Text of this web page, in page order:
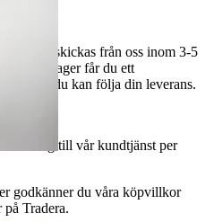
att skickas från oss inom 3-5
vårt lager får du ett
där du kan följa din leverans.
av dig till vår kundtjänst per
godkänner du våra köpvillkor
Tradera.